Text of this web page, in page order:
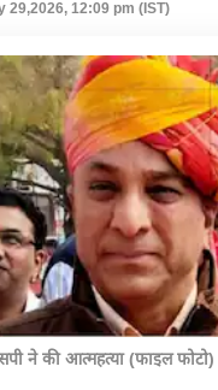
29,2026, 12:09 pm (IST)
ने की आत्महत्या (फाइल फोटो)